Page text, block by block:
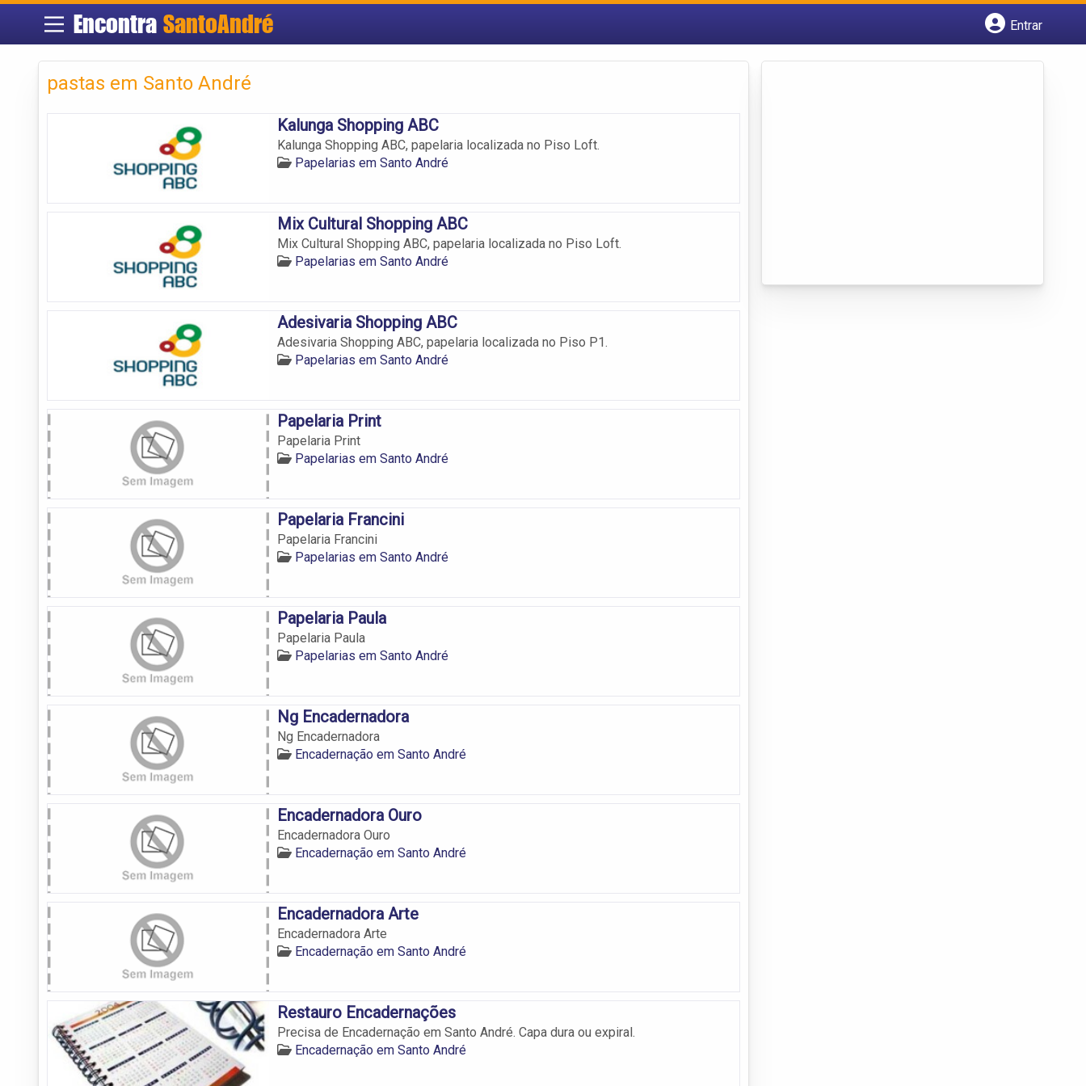
Encontra SantoAndré
Entrar
pastas em Santo André
Kalunga Shopping ABC
Kalunga Shopping ABC, papelaria localizada no Piso Loft.
Papelarias em Santo André
Mix Cultural Shopping ABC
Mix Cultural Shopping ABC, papelaria localizada no Piso Loft.
Papelarias em Santo André
Adesivaria Shopping ABC
Adesivaria Shopping ABC, papelaria localizada no Piso P1.
Papelarias em Santo André
Papelaria Print
Papelaria Print
Papelarias em Santo André
Papelaria Francini
Papelaria Francini
Papelarias em Santo André
Papelaria Paula
Papelaria Paula
Papelarias em Santo André
Ng Encadernadora
Ng Encadernadora
Encadernação em Santo André
Encadernadora Ouro
Encadernadora Ouro
Encadernação em Santo André
Encadernadora Arte
Encadernadora Arte
Encadernação em Santo André
Restauro Encadernações
Precisa de Encadernação em Santo André. Capa dura ou expiral.
Encadernação em Santo André